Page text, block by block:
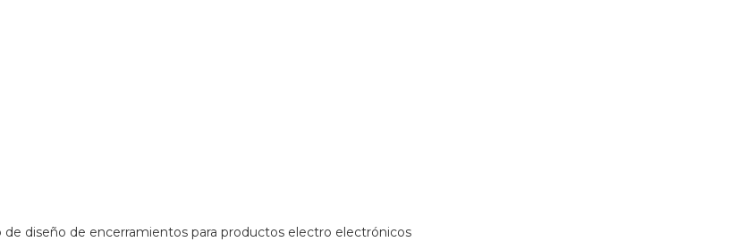
diseño de encerramientos para productos electro electrónicos